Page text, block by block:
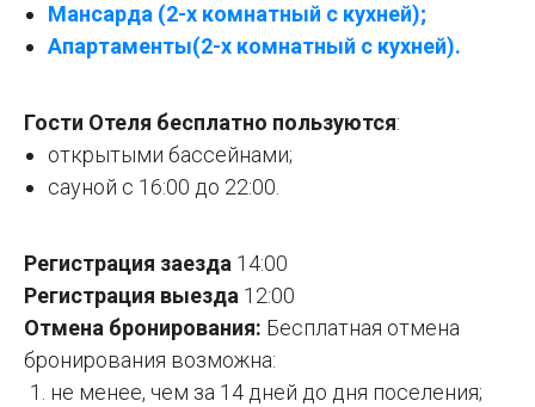
Мансарда (2-х комнатный с кухней);
Апартаменты(2-х комнатный с кухней).
Гости Отеля бесплатно пользуются:
открытыми бассейнами;
сауной с 16:00 до 22:00.
Регистрация заезда 14:00
Регистрация выезда 12:00
Отмена бронирования: Бесплатная отмена
бронирования возможна:
не менее, чем за 14 дней до дня поселения;